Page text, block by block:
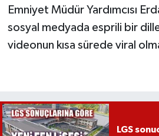
Emniyet Müdür Yardımcısı
sosyal medyada esprili bir dille
videonun kısa sürede viral
LGS